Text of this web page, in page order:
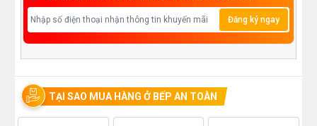
Đăng ký ngay
TẠI SAO MUA HÀNG Ở BẾP AN TOÀN